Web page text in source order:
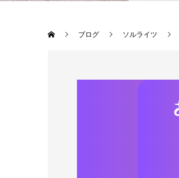
ブログ ソルライツ